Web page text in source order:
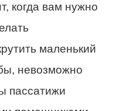
когда вам нужно
маленький
невозможно
пассатижи